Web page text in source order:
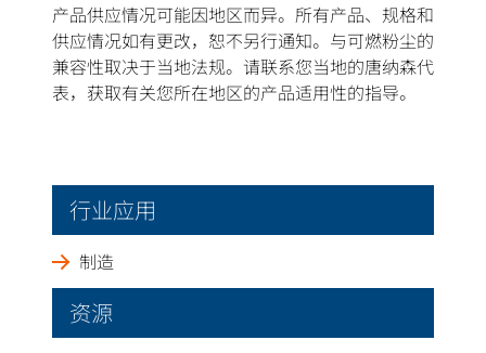
产品供应情况可能因地区而异。所有产品、规格和
供应情况如有更改，恕不另行通知。与可燃粉尘的
兼容性取决于当地法规。请联系您当地的唐纳森代
表，获取有关您所在地区的产品适用性的指导。
行业应用
制造
资源